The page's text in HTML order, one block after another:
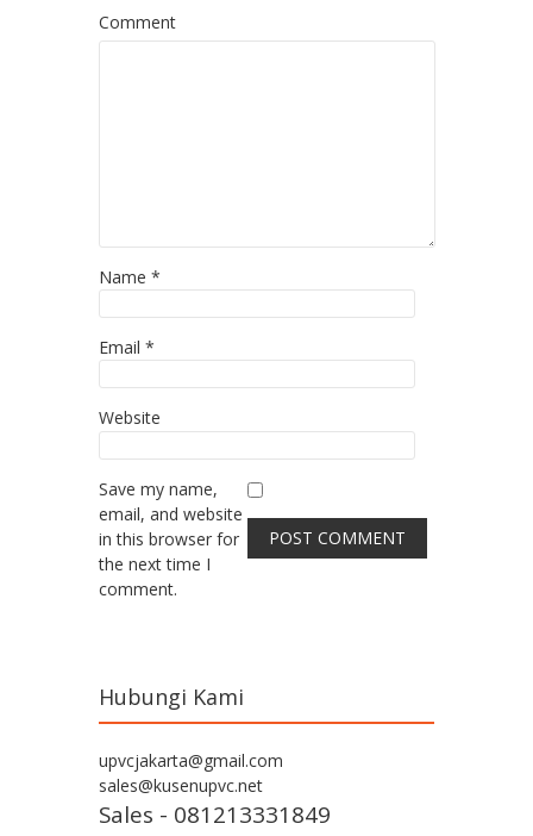
Comment
Name *
Email *
Website
Save my name,
email, and website
in this browser for
the next time I
comment.
Hubungi Kami
upvcjakarta@gmail.com
sales@kusenupvc.net
Sales - 081213331849